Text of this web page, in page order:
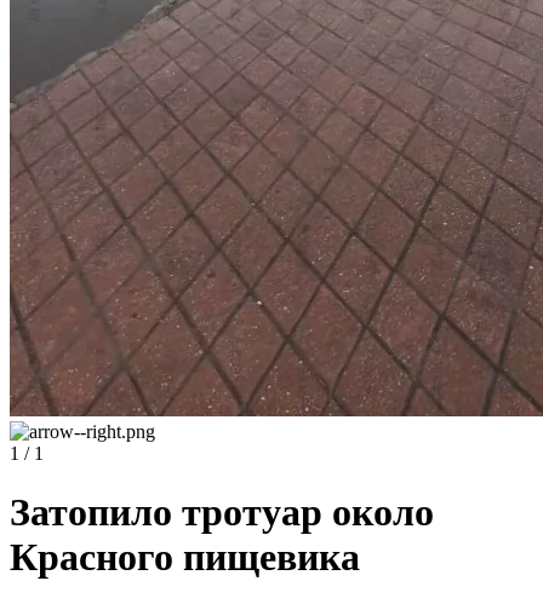
1 / 1
Затопило тротуар около
Красного пищевика